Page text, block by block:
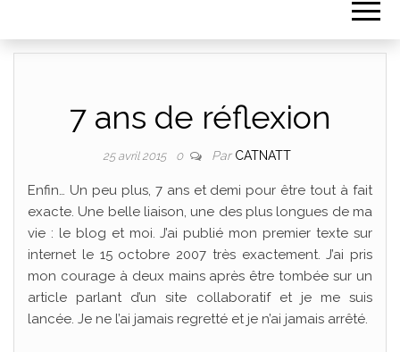
7 ans de réflexion
25 avril 2015 0 Par CATNATT
Enfin… Un peu plus, 7 ans et demi pour être tout à fait
exacte. Une belle liaison, une des plus longues de ma
vie : le blog et moi. J’ai publié mon premier texte sur
internet le 15 octobre 2007 très exactement. J’ai pris
mon courage à deux mains après être tombée sur un
article parlant d’un site collaboratif et je me suis
lancée. Je ne l’ai jamais regretté et je n’ai jamais arrêté.